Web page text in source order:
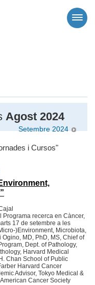
Agost 2024
Setembre 2024
i Cursos"
recerca en Càncer,
17 de setembre a les
)Environment, Microbiota,
MD, PhD, MS, Chief of
Dept. of Pathology,
Harvard Medical
Chan School of Public
Harvard Cancer
Advisor, Tokyo Medical &
Cancer Society